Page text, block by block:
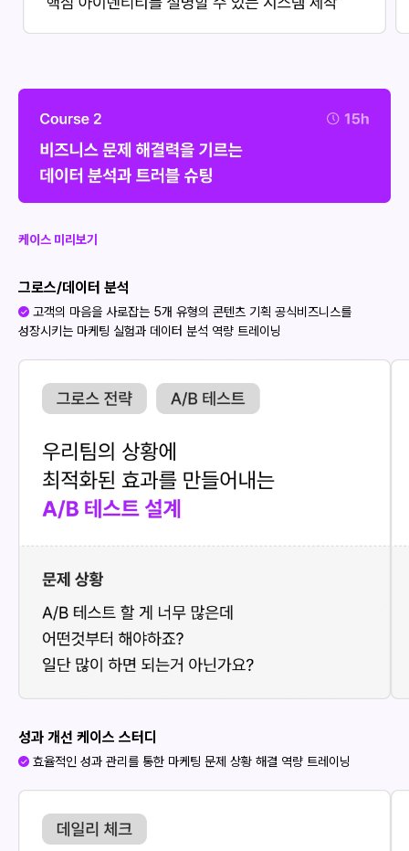
케이스 미리보기
그로스/데이터 분석
고객의 마음을 사로잡는 5개 유형의 콘텐츠 기획 공식비즈니스를
성장시키는 마케팅 실험과 데이터 분석 역량 트레이닝
성과 개선 케이스 스터디
효율적인 성과 관리를 통한 마케팅 문제 상황 해결 역량 트레이닝